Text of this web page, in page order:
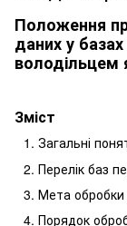
Положення
даних у
володільцем
Зміст
Загальні
Перелік баз
Мета
Порядок